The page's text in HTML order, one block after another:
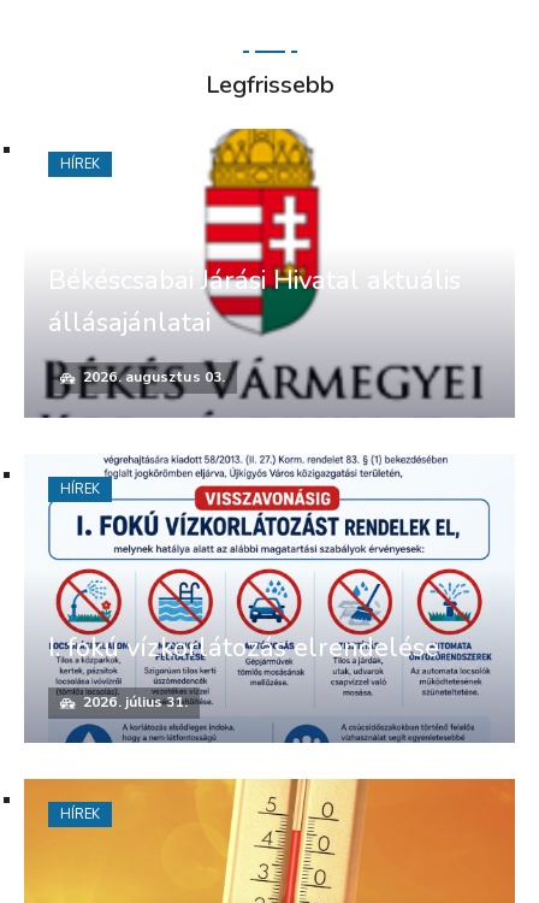
Legfrissebb
Békéscsabai Járási Hivatal aktuális
állásajánlatai
2026. augusztus 03.
HÍREK
I. fokú vízkorlátozás elrendelése
2026. július 31.
HÍREK
HÍREK